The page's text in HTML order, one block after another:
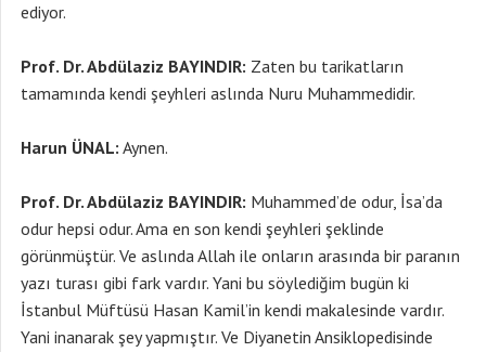
ediyor.
Prof. Dr. Abdülaziz BAYINDIR: Zaten bu tarikatların
tamamında kendi şeyhleri aslında Nuru Muhammedidir.
Harun ÜNAL: Aynen.
Prof. Dr. Abdülaziz BAYINDIR: Muhammed’de odur, İsa’da
odur hepsi odur. Ama en son kendi şeyhleri şeklinde
görünmüştür. Ve aslında Allah ile onların arasında bir paranın
yazı turası gibi fark vardır. Yani bu söylediğim bugün ki
İstanbul Müftüsü Hasan Kamil’in kendi makalesinde vardır.
Yani inanarak şey yapmıştır. Ve Diyanetin Ansiklopedisinde